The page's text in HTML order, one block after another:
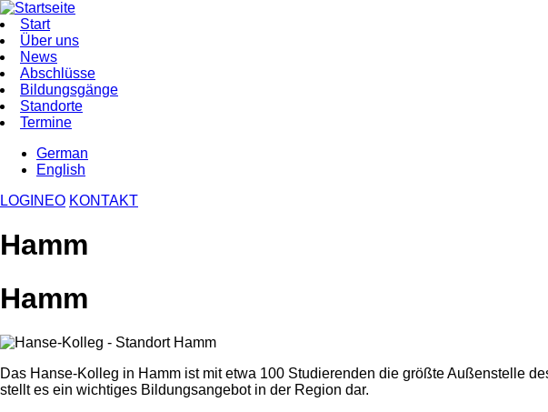
Direkt
zum
Inhalt
Hauptnavigation
Start
Über uns
News
Abschlüsse
Bildungsgänge
Standorte
Termine
German
English
LOGINEO KONTAKT
Hamm
Hamm
Das Hanse-Kolleg in Hamm ist mit etwa 100 Studierenden die größte Außenstelle
stellt es ein wichtiges Bildungsangebot in der Region dar.